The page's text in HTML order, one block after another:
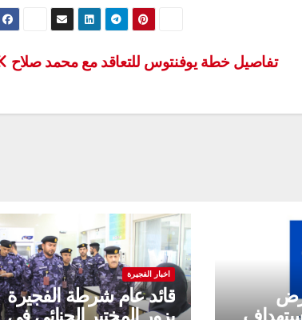
تفاصيل خطة يوفنتوس للتعاقد مع محمد صلاح
اخبار الفجيرة
قائد عام شرطة الفجيرة